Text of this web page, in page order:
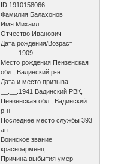
ID 1910158066
Фамилия Балахонов
Имя Михаил
Отчество Иванович
Дата рождения/Возраст
__.__.1909
Место рождения Пензенская
обл., Вадинский р-н
Дата и место призыва
__.__.1941 Вадинский РВК,
Пензенская обл., Вадинский
р-н
Последнее место службы 393
ап
Воинское звание
красноармеец
Причина выбытия умер